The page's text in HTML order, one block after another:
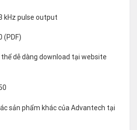
kHz pulse output
(PDF)
dễ dàng download tại website
sản phẩm khác của Advantech tại